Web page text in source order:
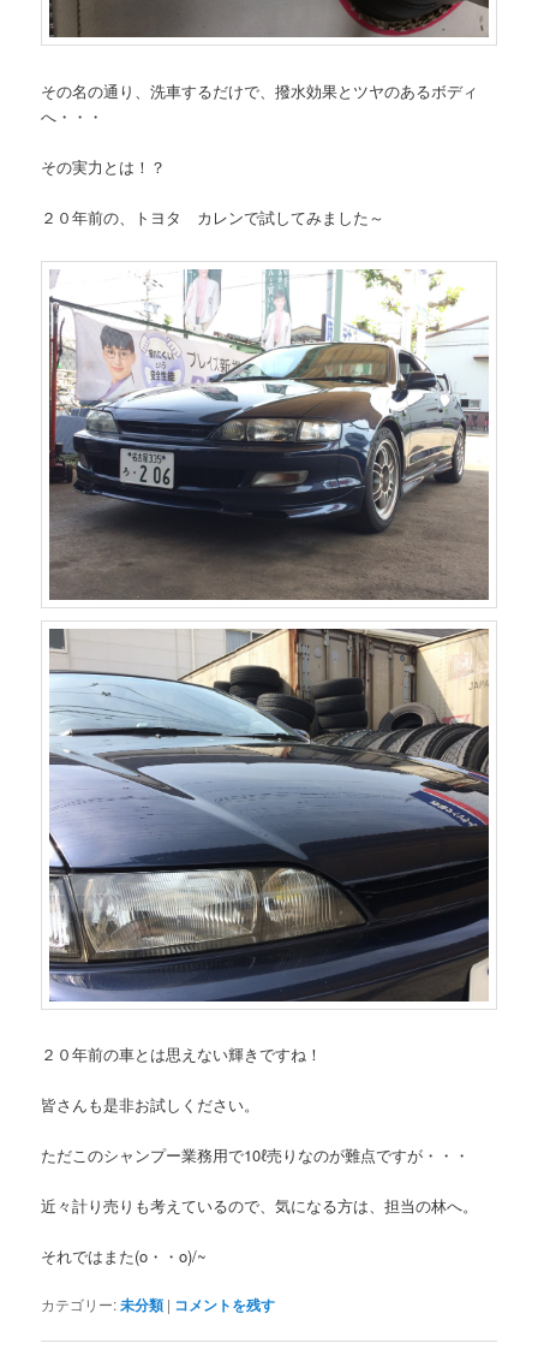
その名の通り、洗車するだけで、撥水効果とツヤのあるボディ
へ・・・
その実力とは！？
２０年前の、トヨタ カレンで試してみました～
２０年前の車とは思えない輝きですね！
皆さんも是非お試しください。
ただこのシャンプー業務用で10ℓ売りなのが難点ですが・・・
近々計り売りも考えているので、気になる方は、担当の林へ。
それではまた(o・・o)/~
カテゴリー:未分類 | コメントを残す